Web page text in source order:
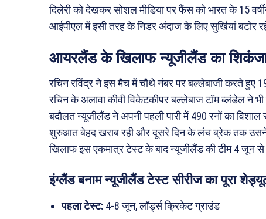
दिलेरी को देखकर सोशल मीडिया पर फैंस को भारत के 15
आईपीएल में इसी तरह के निडर अंदाज के लिए सुर्खियां बटोर
आयरलैंड के खिलाफ न्यूजीलैंड का
रचिन रविंद्र ने इस मैच में चौथे नंबर पर बल्लेबाजी करते हुए
रचिन के अलावा कीवी विकेटकीपर बल्लेबाज टॉम ब्लंडेल ने
बदौलत न्यूजीलैंड ने अपनी पहली पारी में 490 रनों का
शुरुआत बेहद खराब रही और दूसरे दिन के लंच ब्रेक तक
खिलाफ इस एकमात्र टेस्ट के बाद न्यूजीलैंड की टीम 4 जून
इंग्लैंड बनाम न्यूजीलैंड टेस्ट सीरीज का पूरा
पहला टेस्ट: 4-8 जून, लॉर्ड्स क्रिकेट ग्राउंड